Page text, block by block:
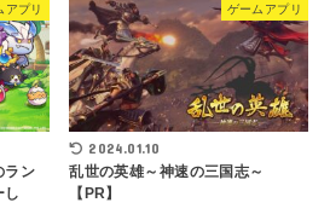
アプリ
ラン
し
ゲームアプリ
2024.01.10
乱世の英雄～神速の三国志～
【PR】